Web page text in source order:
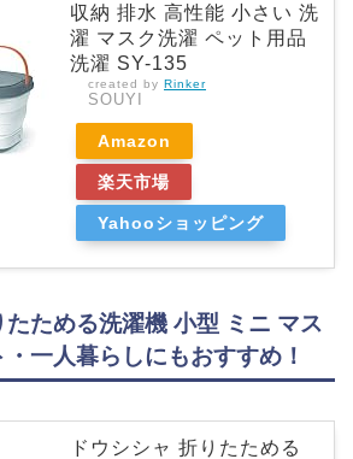
収納 排水 高性能 小さい 洗
濯 マスク洗濯 ペット用品
洗濯 SY-135
created by Rinker
SOUYI
Amazon
楽天市場
Yahooショッピング
たためる洗濯機 小型 ミニ マス
一人暮らしにもおすすめ！
ドウシシャ 折りたためる